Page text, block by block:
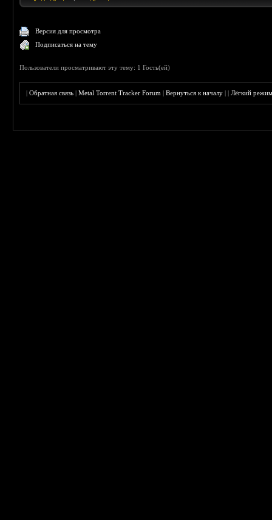
Версия для просмотра
Подписаться на тему
Пользователи просматривают эту тему: 1 Гость(ей)
|Обратная связь |Metal Torrent Tracker Forum |Вернуться к началу ||Лёгкий